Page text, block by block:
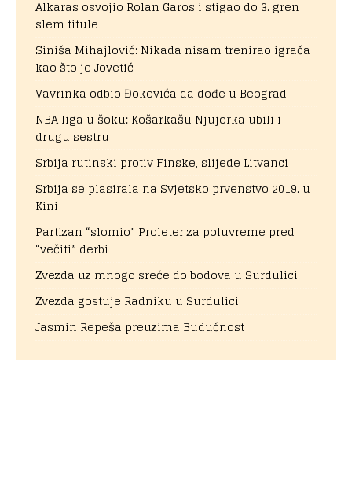
Alkaras osvojio Rolan Garos i stigao do 3. gren
slem titule
Siniša Mihajlović: Nikada nisam trenirao igrača
kao što je Jovetić
Vavrinka odbio Đokovića da dođe u Beograd
NBA liga u šoku: Košarkašu Njujorka ubili i
drugu sestru
Srbija rutinski protiv Finske, slijede Litvanci
Srbija se plasirala na Svjetsko prvenstvo 2019. u
Kini
Partizan “slomio” Proleter za poluvreme pred
“večiti” derbi
Zvezda uz mnogo sreće do bodova u Surdulici
Zvezda gostuje Radniku u Surdulici
Jasmin Repeša preuzima Budućnost